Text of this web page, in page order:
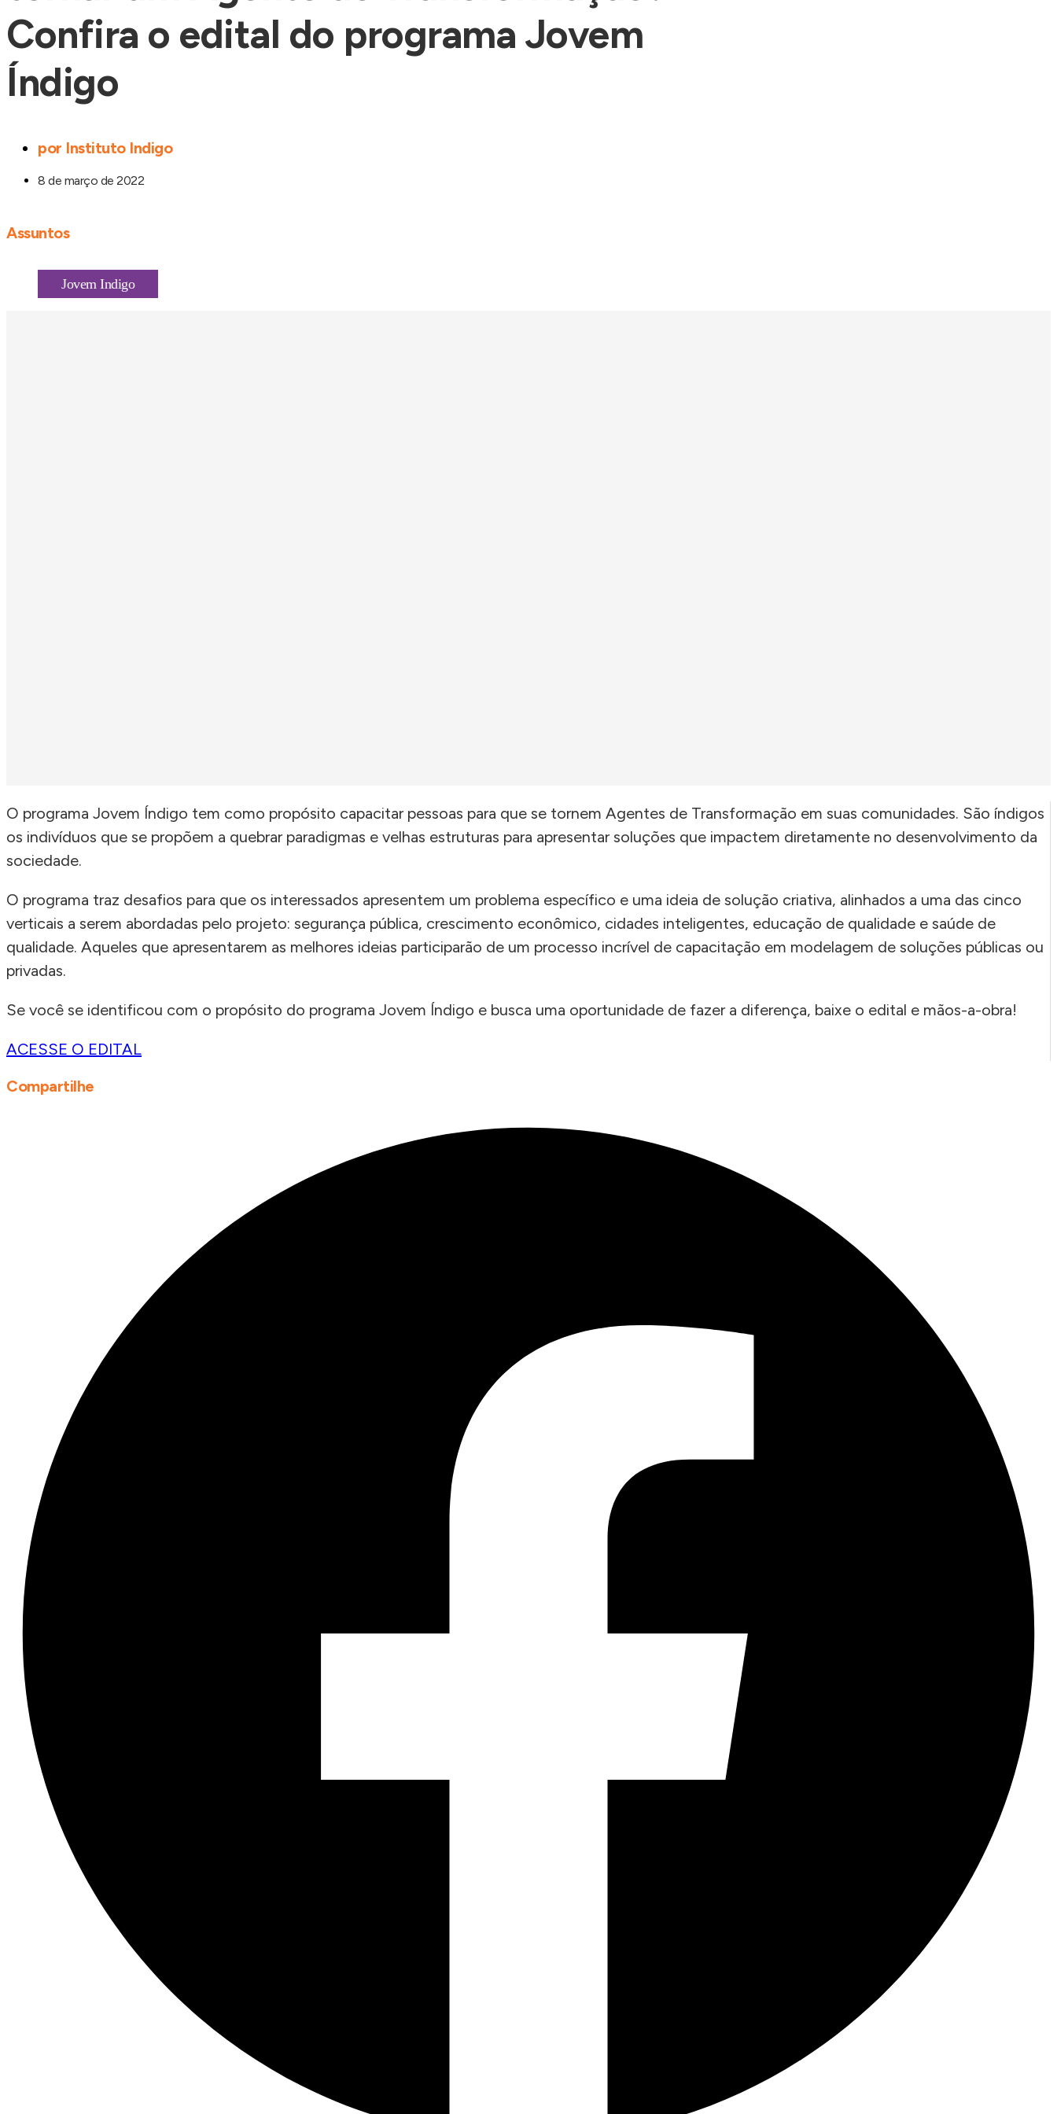
Confira o edital do programa Jovem
Índigo
por Instituto Indigo
8 de março de 2022
Assuntos
Jovem Indigo
O programa Jovem Índigo tem como propósito capacitar pessoas para que se tornem Agentes de Transformação em suas comunidades. São índigos
os indivíduos que se propõem a quebrar paradigmas e velhas estruturas para apresentar soluções que impactem diretamente no desenvolvimento da
sociedade.
O programa traz desafios para que os interessados apresentem um problema específico e uma ideia de solução criativa, alinhados a uma das cinco
verticais a serem abordadas pelo projeto: segurança pública, crescimento econômico, cidades inteligentes, educação de qualidade e saúde de
qualidade. Aqueles que apresentarem as melhores ideias participarão de um processo incrível de capacitação em modelagem de soluções públicas ou
privadas.
Se você se identificou com o propósito do programa Jovem Índigo e busca uma oportunidade de fazer a diferença, baixe o edital e mãos-a-obra!
ACESSE O EDITAL
Compartilhe